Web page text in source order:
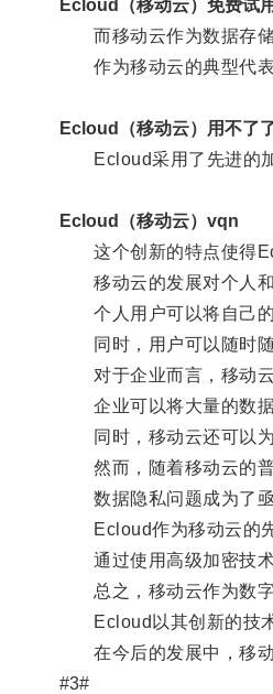
Ecloud（移动云）免费试用
而移动云作为数据存储
作为移动云的典型代表
Ecloud（移动云）用不了
Ecloud采用了先进的加
Ecloud（移动云）vqn
这个创新的特点使得
移动云的发展对个人和
个人用户可以将自己的
同时，用户可以随时随
对于企业而言，移动云
企业可以将大量的数据
同时，移动云还可以为
然而，随着移动云的普
数据隐私问题成为了亟
Ecloud作为移动云的先
通过使用高级加密技术
总之，移动云作为数字
Ecloud以其创新的技术
在今后的发展中，移动
#3#